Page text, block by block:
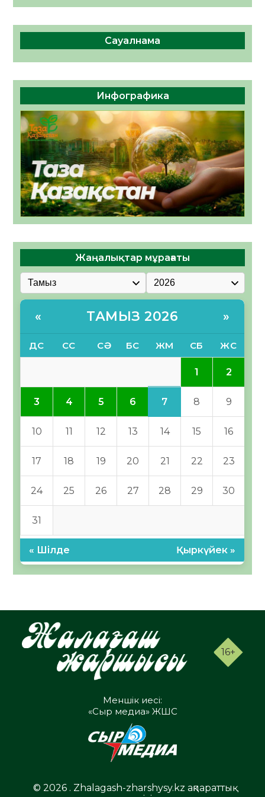
Сауалнама
Инфографика
Жаңалықтар мұрағаты
« ТАМЫЗ 2026 »
ДС СС СӘ БС ЖМ СБ ЖС
1 2
3 4 5 6 7 8 9
10 11 12 13 14 15 16
17 18 19 20 21 22 23
24 25 26 27 28 29 30
31
« Шілде Қыркүйек »
16+
Меншік иесі:
«Сыр медиа» ЖШС
© 2026 . Zhalagash-zharshysy.kz ақпараттық